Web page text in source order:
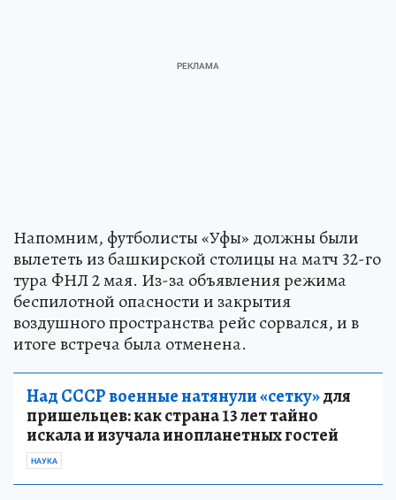
Напомним, футболисты «Уфы» должны были
вылететь из башкирской столицы на матч 32-го
тура ФНЛ 2 мая. Из-за объявления режима
беспилотной опасности и закрытия
воздушного пространства рейс сорвался, и в
итоге встреча была отменена.
Над СССР военные натянули «сетку»для
пришельцев: как страна 13 лет тайно
искала и изучала инопланетных гостей
НАУКА